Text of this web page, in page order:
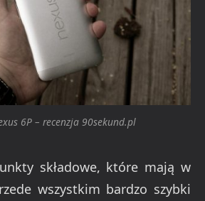
6P – recenzja 90sekund.pl
składowe, które mają w
wszystkim bardzo szybki